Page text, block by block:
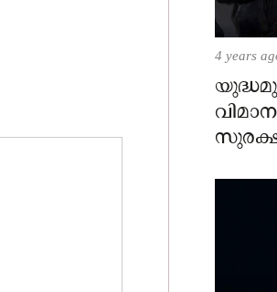
4 years